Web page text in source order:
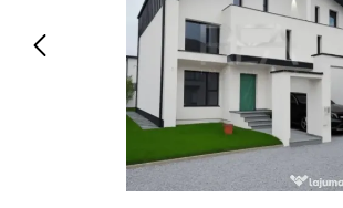
Servicii
Animale de companie
Afaceri și echipamente profesionale
Inchiriere Bunuri si Vehicule
Utilaje agricole si industriale
Piese auto si accesorii
Dacia Duster